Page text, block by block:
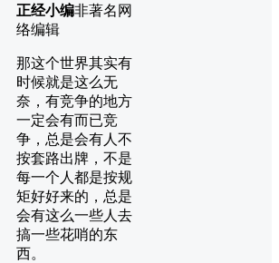
正经小编非著名网
络编辑
那这个世界其实有
时候就是这么无
奈，有竞争的地方
一定会有而已竞
争，总是会有人不
按套路出牌，不是
每一个人都是按规
矩好好来的，总是
会有这么一些人去
搞一些花哨的东
西。